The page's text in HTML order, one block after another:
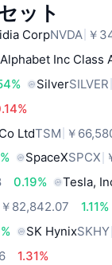
ット
CorpNVDA ￥
Alphabet Inc Class
SilverSILVER
LtdTSM ￥
SpaceXSPCX
0.19% Tesla,
￥82,842.07
1.11%
SK HynixSKHY
1.31%